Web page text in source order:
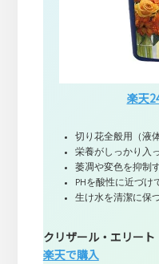
楽天
切り花全般用（液
栄養がしっかり入
萎凋や変色を抑制
PHを酸性に近づけ
生け水を清潔に保
クリザール・エリート
楽天で購入